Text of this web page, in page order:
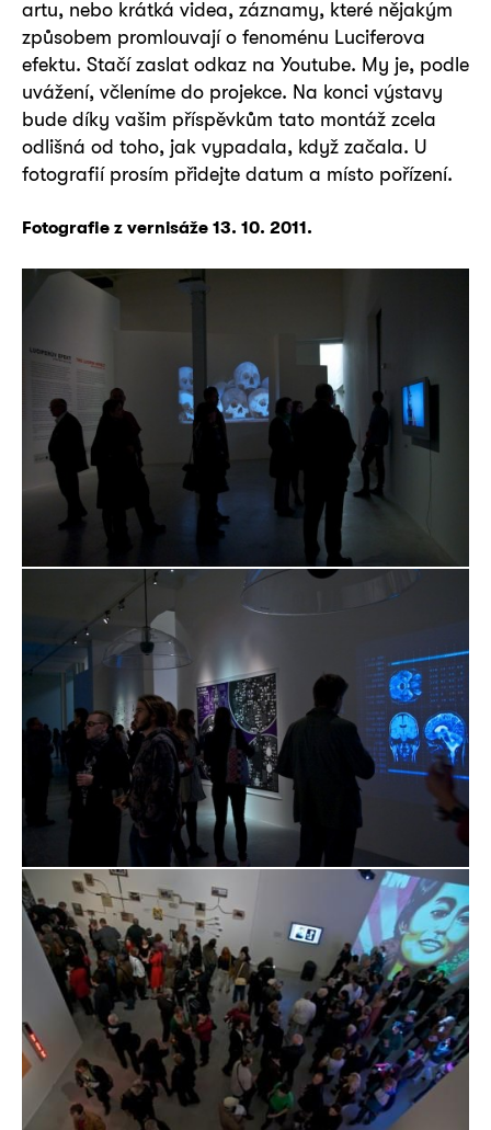
artu, nebo krátká videa, záznamy, které nějakým
způsobem promlouvají o fenoménu Luciferova
efektu. Stačí zaslat odkaz na Youtube. My je, podle
uvážení, včleníme do projekce. Na konci výstavy
bude díky vašim příspěvkům tato montáž zcela
odlišná od toho, jak vypadala, když začala. U
fotografií prosím přidejte datum a místo pořízení.
Fotografie z vernisáže 13. 10. 2011.